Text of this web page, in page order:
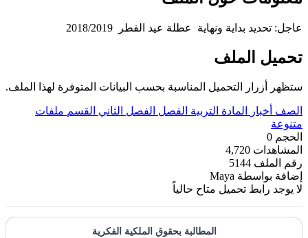
عاجل: تحديد بداية ونهاية عطلة عيد الفطر 2018/2019
تحميل الملف
ستظهر أزرار التحميل المناسبة بحسب البيانات المتوفرة لهذا الملف.
الصف أخبار المادة التربية الفصل الفصل الثاني القسم ملفات
متنوعة
الحجم 0
المشاهدات 4,720
رقم الملف 5144
إضافة بواسطة Maya
لا يوجد رابط تحميل متاح حالياً
المطالبة بحقوق الملكية الفكرية